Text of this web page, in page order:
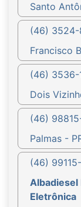
Santo
(46) 3524-
Francisco
(46) 3536-
Dois
(46)
Palmas -
(46)
Albadiesel
Eletrônica